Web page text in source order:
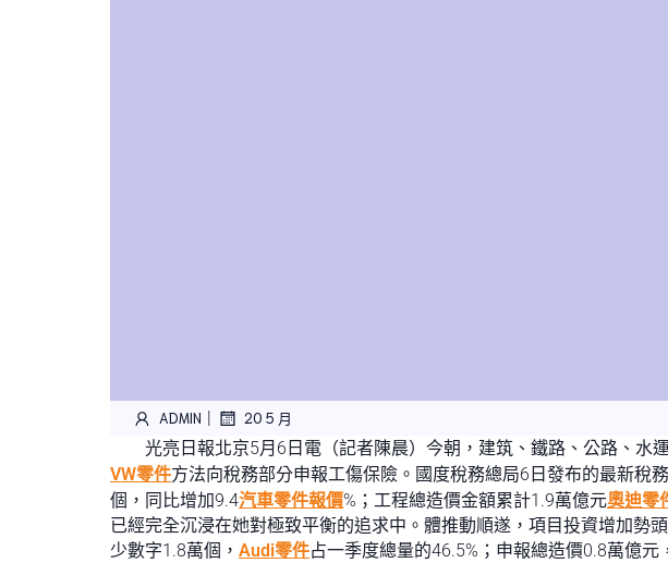
ADMIN | 20 5 月
光亮日報北京5月6日電（記者陳晨）今朝，建筑、鐵路、公路、水運
VW零件方法向稅務部分申報工傷保險。國度稅務總局6日發布的最新稅
個，同比增加9.4汽車零件報價%；工程總造價金額累計1.9萬億元奧迪零
已經完全沉浸在她對極致平衡的追求中。體推動順遂，項目投資增加勢
少數字1.8萬個， Audi零件占一季度總量的46.5%；申報總造價0.8萬億元